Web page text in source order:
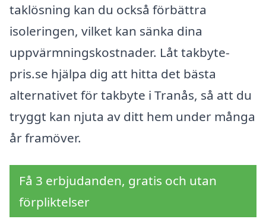
taklösning kan du också förbättra
isoleringen, vilket kan sänka dina
uppvärmningskostnader. Låt takbyte-
pris.se hjälpa dig att hitta det bästa
alternativet för takbyte i Tranås, så att du
tryggt kan njuta av ditt hem under många
år framöver.
Få 3 erbjudanden, gratis och utan
förpliktelser